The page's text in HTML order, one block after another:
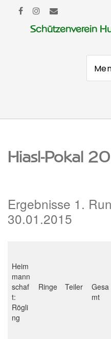
Schützenverein
Hiasl-Pokal
Ergebnisse 1.
30.01.2015
Heim
mann
schaf
t:
Rögli
ng
Ringe Teiler
Gesa
mt